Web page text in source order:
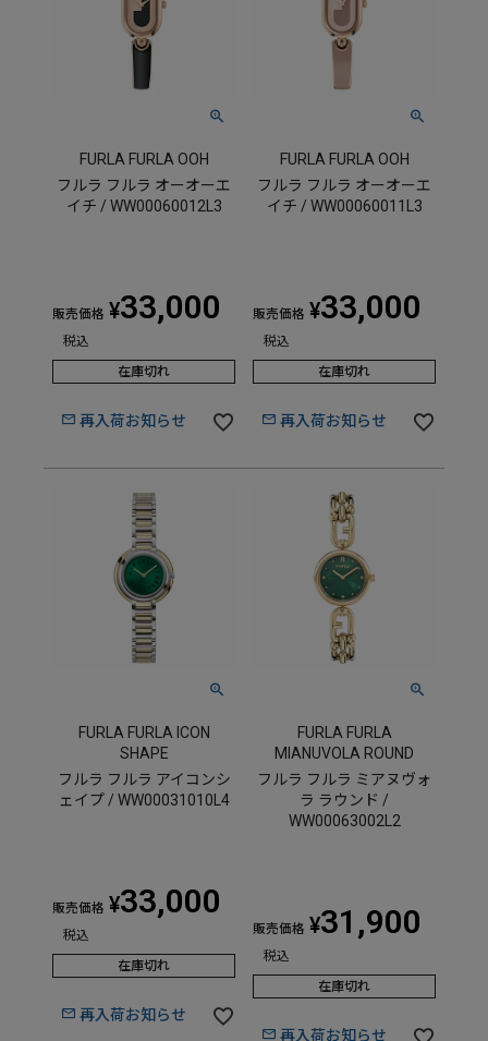
FURLA FURLA OOH
フルラ フルラ オーオーエ
イチ / WW00060012L3
販売価格 ¥33,000
税込
在庫切れ
再入荷お知らせ
FURLA FURLA OOH
フルラ フルラ オーオーエ
イチ / WW00060011L3
販売価格 ¥33,000
税込
在庫切れ
再入荷お知らせ
FURLA FURLA ICON
SHAPE
フルラ フルラ アイコンシ
ェイプ / WW00031010L4
販売価格 ¥33,000
税込
在庫切れ
再入荷お知らせ
FURLA FURLA
MIANUVOLA ROUND
フルラ フルラ ミアヌヴォ
ラ ラウンド /
WW00063002L2
販売価格 ¥31,900
税込
在庫切れ
再入荷お知らせ